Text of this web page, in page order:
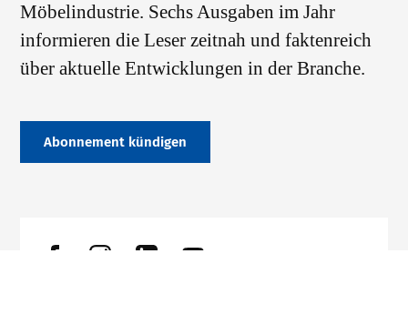
Möbelindustrie. Sechs Ausgaben im Jahr
informieren die Leser zeitnah und faktenreich
über aktuelle Entwicklungen in der Branche.
Abonnement kündigen